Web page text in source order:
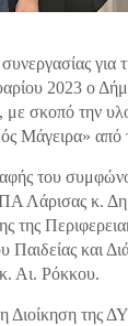
για
2023 ο
σκοπό την
Μάγειρα»
του
Λάρισας κ.
της
Παιδείας και
Αι. Ρόκκου.
Διοίκηση της